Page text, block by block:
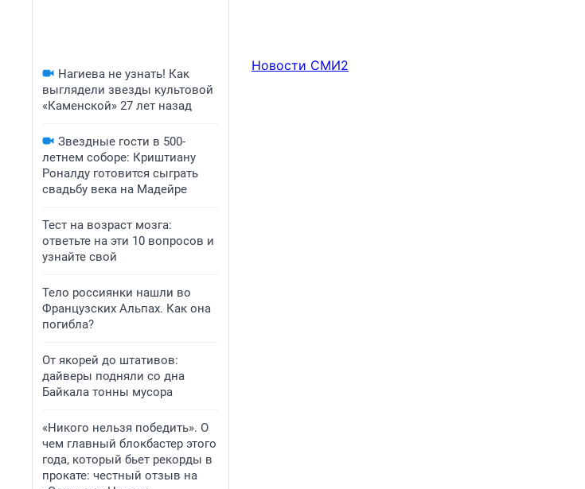
Нагиева не узнать! Как
выглядели звезды культовой
«Каменской» 27 лет назад
Звездные гости в 500-
летнем соборе: Криштиану
Роналду готовится сыграть
свадьбу века на Мадейре
Тест на возраст мозга:
ответьте на эти 10 вопросов и
узнайте свой
Тело россиянки нашли во
Французских Альпах. Как она
погибла?
От якорей до штативов:
дайверы подняли со дна
Байкала тонны мусора
«Никого нельзя победить». О
чем главный блокбастер этого
года, который бьет рекорды в
прокате: честный отзыв на
Новости СМИ2